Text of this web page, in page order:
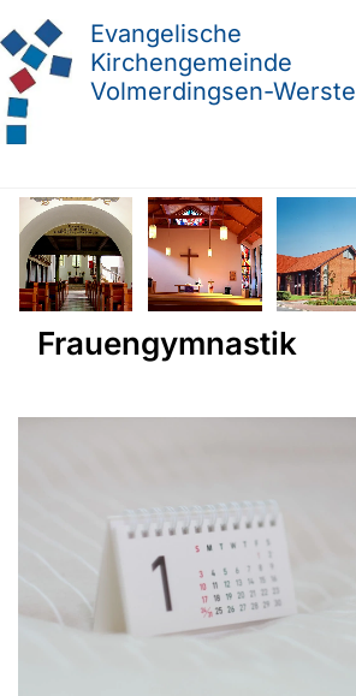
Evangelische
Kirchengemeinde
Volmerdingsen-Werste
Frauengymnastik